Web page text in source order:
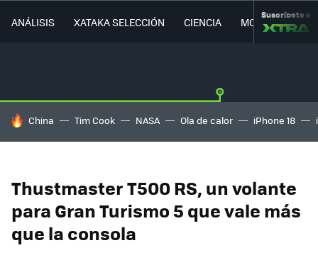
ANÁLISIS XATAKA SELECCIÓN CIENCIA MOVILIDAD
Suscríbete a
HOY SE HABLA DE
China Tim Cook NASA Ola de calor iPhone 18
Thustmaster T500 RS, un volante
para Gran Turismo 5 que vale más
que la consola